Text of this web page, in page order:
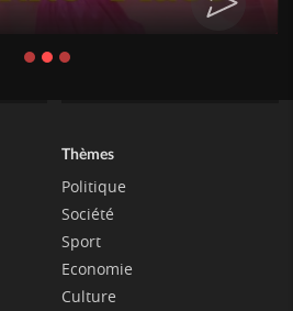
Thèmes
Politique
Société
Sport
Economie
Culture